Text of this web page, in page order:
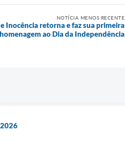
NOTÍCIA MENOS RECENTE
Inocência retorna e faz sua primeira
ao Dia da Independência